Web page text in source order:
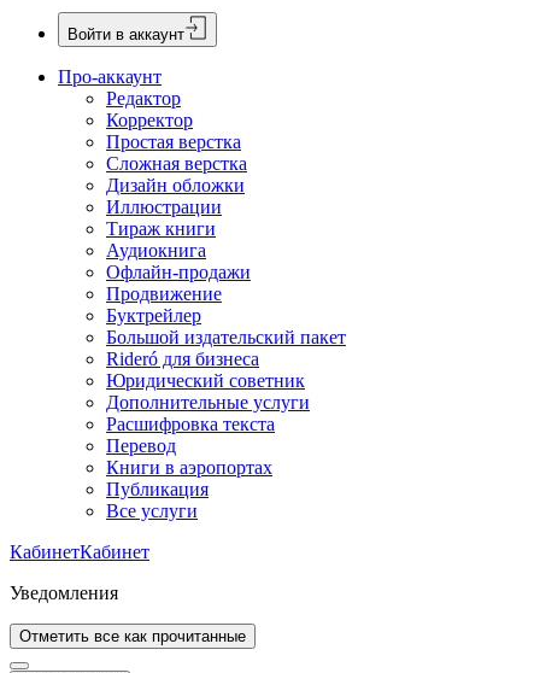
Войти в аккаунт
Про-аккаунт
Редактор
Корректор
Простая верстка
Сложная верстка
Дизайн обложки
Иллюстрации
Тираж книги
Аудиокнига
Офлайн-продажи
Продвижение
Буктрейлер
Большой издательский пакет
Rideró для бизнеса
Юридический советник
Дополнительные услуги
Расшифровка текста
Перевод
Книги в аэропортах
Публикация
Все услуги
КабинетКабинет
Уведомления
Отметить все как прочитанные